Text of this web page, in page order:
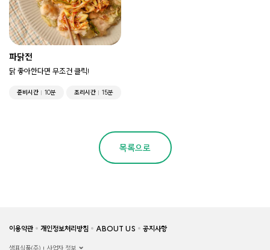
파닭전
닭 좋아한다면 무조건 클릭!
준비시간 10분 조리시간 15분
목록으로
이용약관 개인정보처리방침 ABOUT US 공지사항
샘표식품(주) 사업자 정보